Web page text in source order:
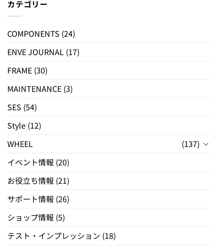
カテゴリー
COMPONENTS (24)
ENVE JOURNAL (17)
FRAME (30)
MAINTENANCE (3)
SES (54)
Style (12)
WHEEL
(137)
イベント情報 (20)
お役立ち情報 (21)
サポート情報 (26)
ショップ情報 (5)
テスト・インプレッション (18)